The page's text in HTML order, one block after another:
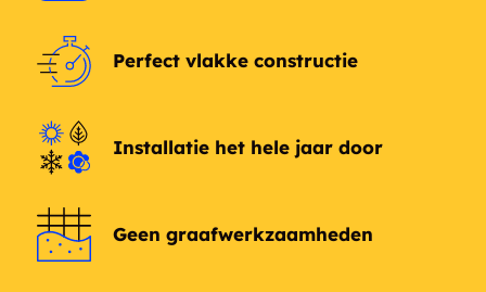
Perfect vlakke constructie
Installatie het hele jaar door
Geen graafwerkzaamheden